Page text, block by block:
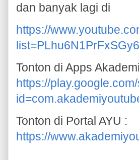
dan banyak lagi di
https://
Tonton di Apps
https://
Tonton di Portal AYU :
https://